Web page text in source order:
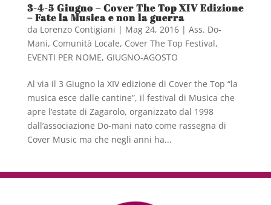
3-4-5 Giugno – Cover The Top XIV Edizione
– Fate la Musica e non la guerra
da Lorenzo Contigiani | Mag 24, 2016| Ass. Do-
Mani, Comunità Locale, Cover The Top Festival,
EVENTI PER NOME, GIUGNO-AGOSTO
Al via il 3 Giugno la XIV edizione di Cover the Top “la
musica esce dalle cantine”, il festival di Musica che
apre l’estate di Zagarolo, organizzato dal 1998
dall’associazione Do-mani nato come rassegna di
Cover Music ma che negli anni ha...